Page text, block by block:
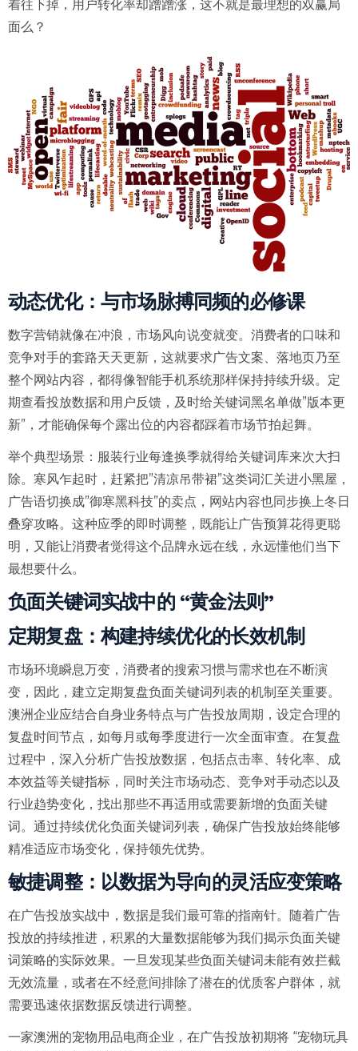
着往下掉，用户转化率却蹭蹭涨，这不就是最理想的双赢局
面么？
动态优化：与市场脉搏同频的必修课
数字营销就像在冲浪，市场风向说变就变。消费者的口味和
竞争对手的套路天天更新，这就要求广告文案、落地页乃至
整个网站内容，都得像智能手机系统那样保持持续升级。定
期查看投放数据和用户反馈，及时给关键词黑名单做”版本更
新”，才能确保每个露出位的内容都踩着市场节拍起舞。
举个典型场景：服装行业每逢换季就得给关键词库来次大扫
除。寒风乍起时，赶紧把”清凉吊带裙”这类词汇关进小黑屋，
广告语切换成”御寒黑科技”的卖点，网站内容也同步换上冬日
叠穿攻略。这种应季的即时调整，既能让广告预算花得更聪
明，又能让消费者觉得这个品牌永远在线，永远懂他们当下
最想要什么。
负面关键词实战中的 “黄金法则”
定期复盘：构建持续优化的长效机制
市场环境瞬息万变，消费者的搜索习惯与需求也在不断演
变，因此，建立定期复盘负面关键词列表的机制至关重要。
澳洲企业应结合自身业务特点与广告投放周期，设定合理的
复盘时间节点，如每月或每季度进行一次全面审查。在复盘
过程中，深入分析广告投放数据，包括点击率、转化率、成
本效益等关键指标，同时关注市场动态、竞争对手动态以及
行业趋势变化，找出那些不再适用或需要新增的负面关键
词。通过持续优化负面关键词列表，确保广告投放始终能够
精准适应市场变化，保持领先优势。
敏捷调整：以数据为导向的灵活应变策略
在广告投放实战中，数据是我们最可靠的指南针。随着广告
投放的持续推进，积累的大量数据能够为我们揭示负面关键
词策略的实际效果。一旦发现某些负面关键词未能有效拦截
无效流量，或者在不经意间排除了潜在的优质客户群体，就
需要迅速依据数据反馈进行调整。
一家澳洲的宠物用品电商企业，在广告投放初期将 “宠物玩具